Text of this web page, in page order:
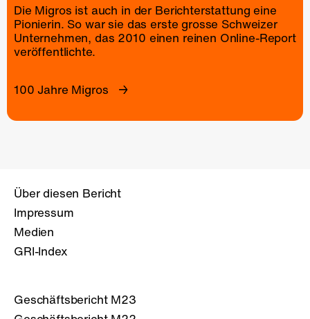
Die Migros ist auch in der Berichterstattung eine
Pionierin. So war sie das erste grosse Schweizer
Unternehmen, das 2010 einen reinen Online-Report
veröffentlichte.
100 Jahre Migros
Über diesen Bericht
Impressum
Medien
GRI-Index
Geschäftsbericht M23